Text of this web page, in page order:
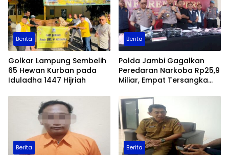
Berita
Golkar Lampung Sembelih
65 Hewan Kurban pada
Iduladha 1447 Hijriah
Berita
Polda Jambi Gagalkan
Peredaran Narkoba Rp25,9
Miliar, Empat Tersangka
Berita Berita